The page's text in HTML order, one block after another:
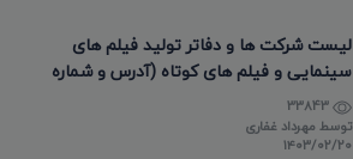
لیست شرکت ها و دفاتر تولید فیلم های
سینمایی و فیلم های کوتاه (آدرس و شماره
تماس)
توسط مهرداد غفاری
۱۴۰۳/۰۲/۲۰